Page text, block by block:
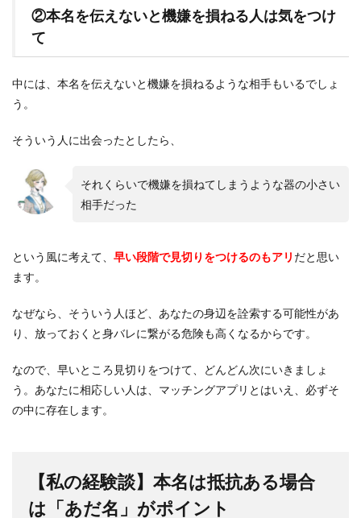
②本名を伝えないと機嫌を損ねる人は気をつけ
て
中には、本名を伝えないと機嫌を損ねるような相手もいるでしょ
う。
そういう人に出会ったとしたら、
それくらいで機嫌を損ねてしまうような器の小さい
相手だった
という風に考えて、 早い段階で見切りをつけるのもアリ だと思い
ます。
なぜなら、そういう人ほど、あなたの身辺を詮索する可能性があ
り、放っておくと身バレに繋がる危険も高くなるからです。
なので、早いところ見切りをつけて、どんどん次にいきましょ
う。あなたに相応しい人は、マッチングアプリとはいえ、必ずそ
の中に存在します。
【私の経験談】本名は抵抗ある場合
は「あだ名」がポイント